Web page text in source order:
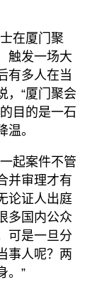
在厦门聚
触发一场大
有多人在当
，“厦门聚会
目的是一石
。
起案件不管
并审理才有
论证人出庭
多国内公众
可是一旦分
事人呢？两
。”